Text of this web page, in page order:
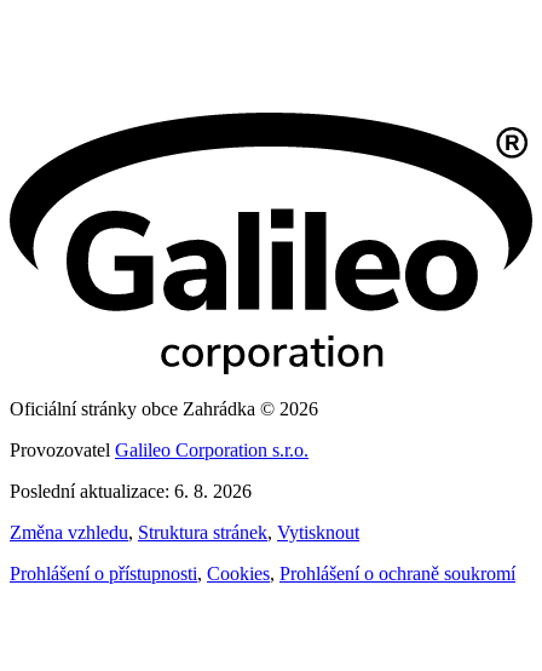
Oficiální stránky obce Zahrádka © 2026
Provozovatel Galileo Corporation s.r.o.
Poslední aktualizace: 6. 8. 2026
Změna vzhledu, Struktura stránek, Vytisknout
Prohlášení o přístupnosti, Cookies, Prohlášení o ochraně soukromí